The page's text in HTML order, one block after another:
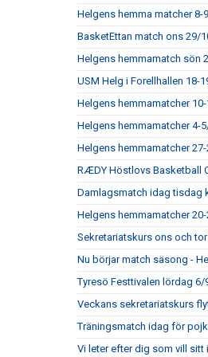
Helgens hemma matcher 8-
BasketEttan match ons 29/
Helgens hemmamatch sön
USM Helg i Forellhallen 18-
Helgens hemmamatcher
Helgens hemmamatcher 4-
Helgens hemmamatcher
RÆDY Höstlovs Basketball
Damlagsmatch idag tisdag
Helgens hemmamatcher
Sekretariatskurs ons och
Nu börjar match säsong -
Tyresö Festtivalen lördag 6/
Veckans sekretariatskurs
Träningsmatch idag för
Vi leter efter dig som vill sitt